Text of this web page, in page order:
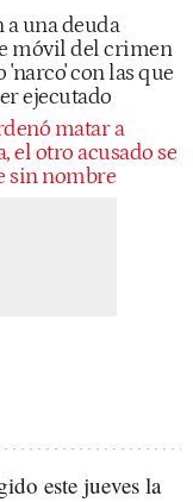
una deuda
móvil del crimen
'narco' con las que
ejecutado
matar a
el otro acusado se
sin nombre
este jueves la